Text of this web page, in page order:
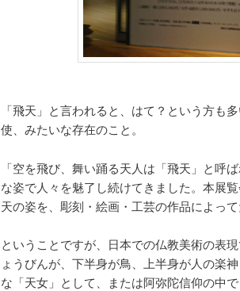
「飛天」と言われると、はて？という方も
使、みたいな存在のこと。
「空を飛び、舞い踊る天人は「飛天」と呼
な姿で人々を魅了し続けてきました。本展
天の姿を、彫刻・絵画・工芸の作品によっ
ということですが、日本での仏教美術の表
ょうびんが、下半身が鳥、上半身が人の楽
な「天女」として、または阿弥陀信仰の中